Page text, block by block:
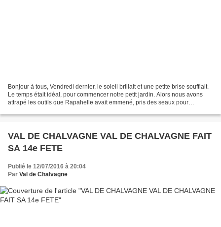
Bonjour à tous, Vendredi dernier, le soleil brillait et une petite brise soufflait.
Le temps était idéal, pour commencer notre petit jardin. Alors nous avons
attrapé les outils que Rapahelle avait emmené, pris des seaux pour
VAL DE CHALVAGNE VAL DE CHALVAGNE FAIT
SA 14e FETE
Publié le 12/07/2016 à 20:04
Par Val de Chalvagne